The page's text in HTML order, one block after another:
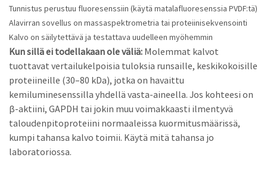
Tunnistus perustuu fluoresenssiin (käytä matalafluoresenssia PVDF:tä)
Alavirran sovellus on massaspektrometria tai proteiinisekvensointi
Kalvo on säilytettävä ja testattava uudelleen myöhemmin
Kun sillä ei todellakaan ole väliä: Molemmat kalvot
tuottavat vertailukelpoisia tuloksia runsaille, keskikokoisille
proteiineille (30–80 kDa), jotka on havaittu
kemiluminesenssilla yhdellä vasta-aineella. Jos kohteesi on
β-aktiini, GAPDH tai jokin muu voimakkaasti ilmentyvä
taloudenpitoproteiini normaaleissa kuormitusmäärissä,
kumpi tahansa kalvo toimii. Käytä mitä tahansa jo
laboratoriossa.